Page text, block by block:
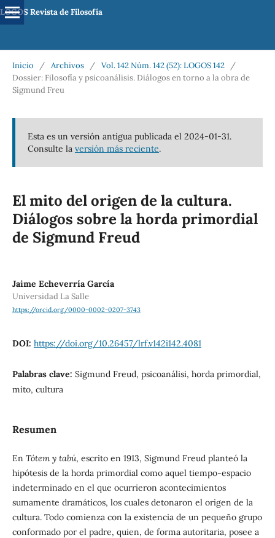
LOGOS Revista de Filosofía
Inicio / Archivos / Vol. 142 Núm. 142 (52): LOGOS 142
/
Dossier: Filosofía y psicoanálisis. Diálogos en torno a la obra de
Sigmund Freu
Esta es un versión antigua publicada el 2024-01-31.
Consulte la versión más reciente.
El mito del origen de la cultura.
Diálogos sobre la horda primordial
de Sigmund Freud
Jaime Echeverría García
Universidad La Salle
https://orcid.org/0000-0002-0207-3743
DOI: https://doi.org/10.26457/lrf.v142i142.4081
Palabras clave: Sigmund Freud, psicoanálisi, horda primordial,
mito, cultura
Resumen
En Tótem y tabú, escrito en 1913, Sigmund Freud planteó la
hipótesis de la horda primordial como aquel tiempo-espacio
indeterminado en el que ocurrieron acontecimientos
sumamente dramáticos, los cuales detonaron el origen de la
cultura. Todo comienza con la existencia de un pequeño grupo
conformado por el padre, quien, de forma autoritaria, posee a